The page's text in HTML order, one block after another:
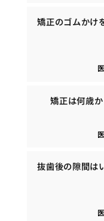
矯正のゴムかけ
矯正は何歳
抜歯後の隙間は